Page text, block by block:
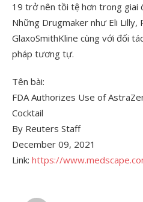
19 trở nên tồi tệ hơn trong giai
Những Drugmaker như Eli Lilly,
GlaxoSmithKline cùng với đối
pháp tương tự.
Tên bài:
FDA Authorizes Use of
Cocktail
By Reuters Staff
December 09, 2021
Link: https://